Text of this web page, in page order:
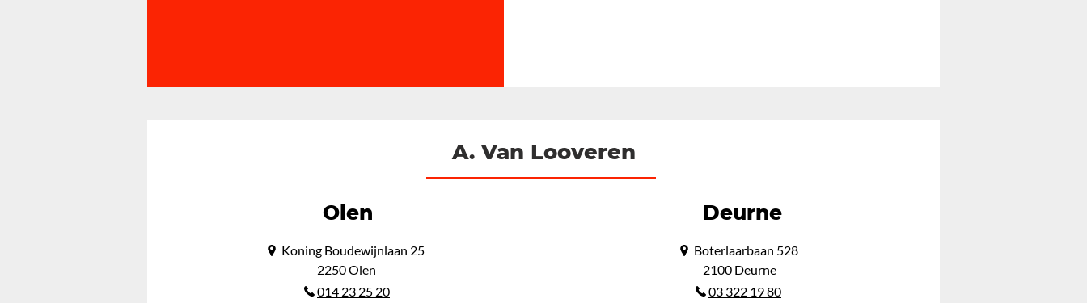
A. Van Looveren
Olen
Koning Boudewijnlaan 25
2250 Olen
014 23 25 20
Deurne
Boterlaarbaan 528
2100 Deurne
03 322 19 80